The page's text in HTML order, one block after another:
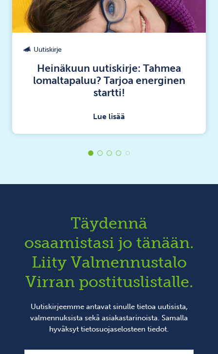
Uutiskirje
Heinäkuun uutiskirje: Tahmea
lomaltapaluu? Tarjoa energinen
startti!
Lue lisää
Täydennä
osaamistasi jo tänään.
Liity Valmennustalo
Virran postituslistalle.
Uutiskirjeemme antavat sinulle tietoa uutisista,
valmennuksista sekä asiakastarinoista. Samalla
hyväksyt tietosuojaselosteen tiedot.